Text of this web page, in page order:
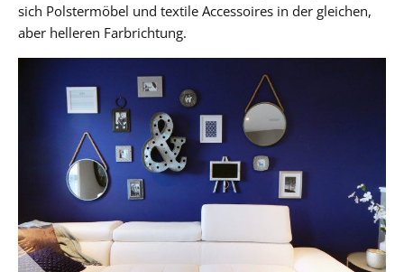
sich Polstermöbel und textile Accessoires in der gleichen,
aber helleren Farbrichtung.